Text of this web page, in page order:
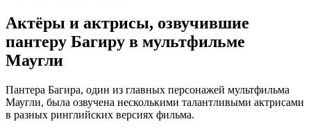
Актёры и актрисы, озвучившие
пантеру Багиру в мультфильме
Маугли
Пантера Багира, один из главных персонажей мультфильма
Маугли, была озвучена несколькими талантливыми актрисами
в разных ринглийских версиях фильма.